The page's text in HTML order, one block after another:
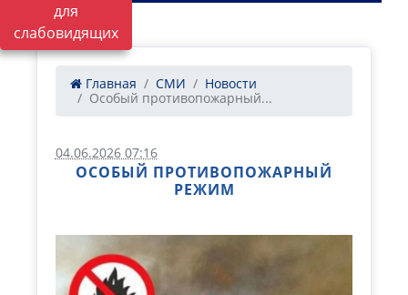
для
слабовидящих
Главная СМИ
Новости
Особый противопожарный...
04.06.2026 07:16
ОСОБЫЙ ПРОТИВОПОЖАРНЫЙ
РЕЖИМ